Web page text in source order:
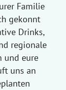
Familie
gekonnt
Drinks,
regionale
und eure
uns an